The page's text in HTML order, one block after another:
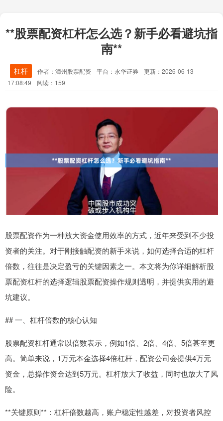
**股票配资杠杆怎么选？新手必看避坑指
南**
杠杆 作者：漳州股票配资 平台：永华证券
更新：2026-06-13
17:08:49
阅读：159
股票配资作为一种放大资金使用效率的方式，近年来受到不少投
资者的关注。对于刚接触配资的新手来说，如何选择合适的杠杆
倍数，往往是决定盈亏的关键因素之一。本文将为你详细解析股
票配资杠杆的选择逻辑股票配资操作规则透明，并提供实用的避
坑建议。
## 一、杠杆倍数的核心认知
股票配资杠杆通常以倍数表示，例如1倍、2倍、4倍、5倍甚至更
高。简单来说，1万元本金选择4倍杠杆，配资公司会提供4万元
资金，总操作资金达到5万元。杠杆放大了收益，同时也放大了风
险。
**关键原则**：杠杆倍数越高，账户稳定性越差，对投资者风控